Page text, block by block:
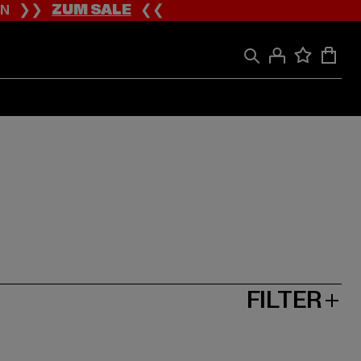
❯❯ZUM SALE❮❮
FILTER